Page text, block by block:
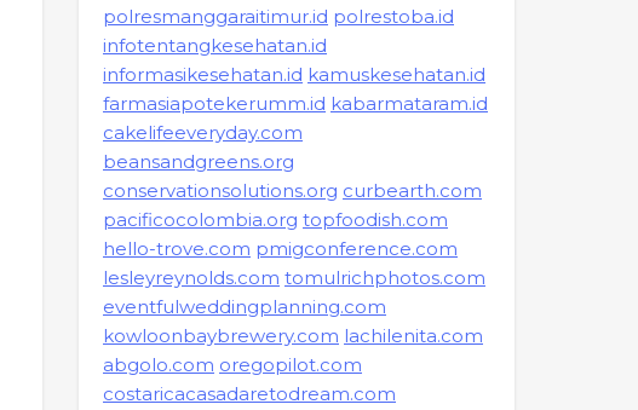
polresmanggaraitimur.id polrestoba.id
infotentangkesehatan.id
informasikesehatan.id kamuskesehatan.id
farmasiapotekerumm.id kabarmataram.id
cakelifeeveryday.com
beansandgreens.org
conservationsolutions.org curbearth.com
pacificocolombia.org topfoodish.com
hello-trove.com pmigconference.com
lesleyreynolds.com tomulrichphotos.com
eventfulweddingplanning.com
kowloonbaybrewery.com lachilenita.com
abgolo.com oregopilot.com
costaricacasadaretodream.com